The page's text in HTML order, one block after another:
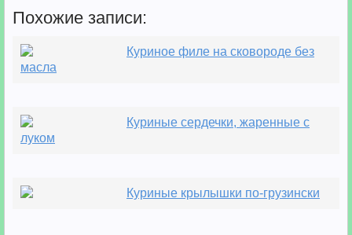
Похожие записи:
Куриное филе на сковороде без
масла
Куриные сердечки, жаренные с
луком
Куриные крылышки по-грузински